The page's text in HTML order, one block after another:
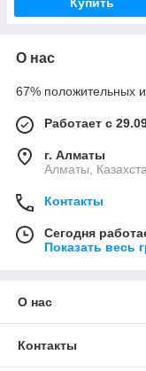
Купить
О нас
67% положительных
Работает с
г. Алматы
Алматы,
Контакты
Сегодня
Показать весь
О нас
Контакты